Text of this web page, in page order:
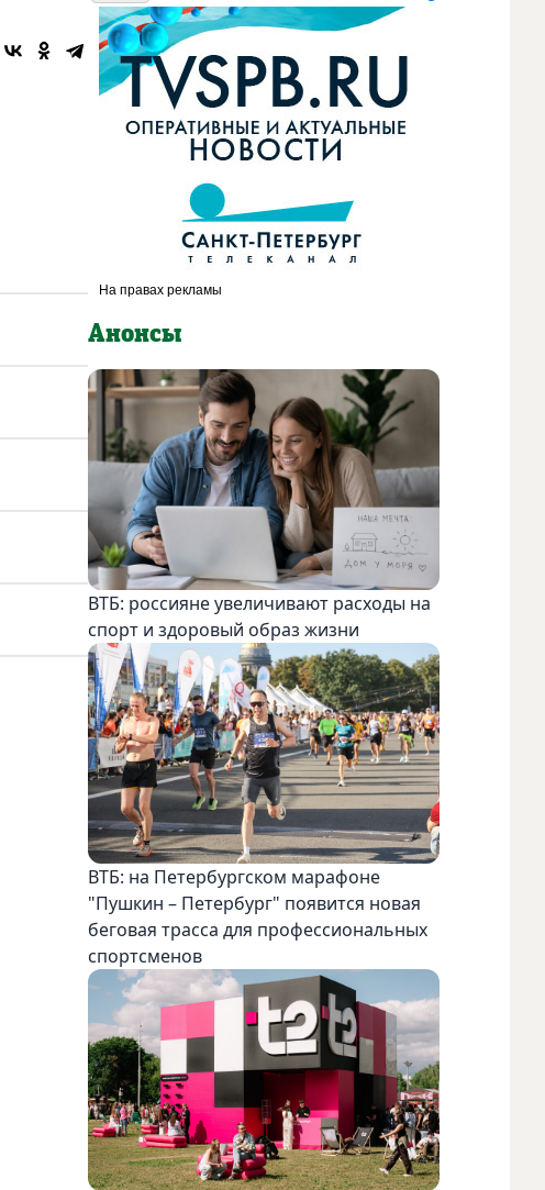
Анонсы
ВТБ: россияне увеличивают расходы на
спорт и здоровый образ жизни
ВТБ: на Петербургском марафоне
"Пушкин – Петербург" появится новая
беговая трасса для профессиональных
спортсменов